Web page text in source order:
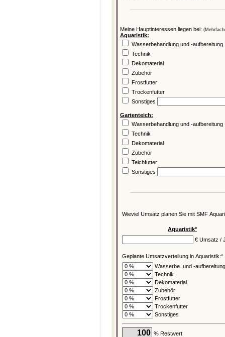
Meine Hauptinteressen liegen bei:
Aquaristik:
Wasserbehandlung und -aufbereitung
Technik
Dekomaterial
Zubehör
Frostfutter
Trockenfutter
Sonstiges
Gartenteich:
Wasserbehandlung und -aufbereitung
Technik
Dekomaterial
Zubehör
Teichfutter
Sonstiges
Wieviel Umsatz planen Sie mit SMF
Aquaristik*
€ Umsatz /
Geplante Umsatzverteilung in Aquaristik:*
Wasserbe. und -aufbereitung
Technik
Dekomaterial
Zubehör
Frostfutter
Trockenfutter
Sonstiges
% Restwert